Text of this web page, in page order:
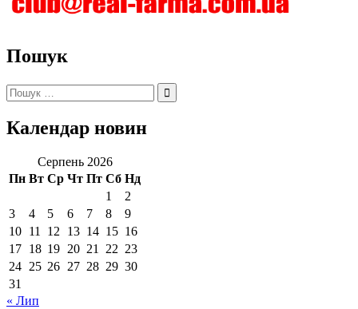
Пошук
Пошук:
Календар новин
Серпень 2026
Пн Вт Ср Чт Пт Сб Нд
1
2
3
4 5 6 7 8
9
10 11 12 13 14 15 16
17 18 19 20 21 22 23
24 25 26 27 28 29 30
31
« Лип